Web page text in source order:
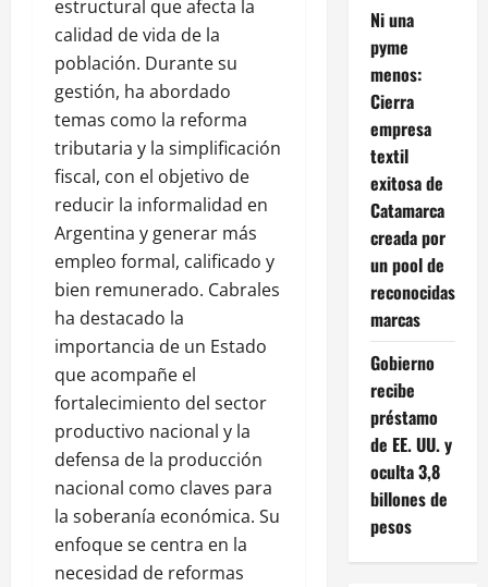
estructural que afecta la
calidad de vida de la
población. Durante su
gestión, ha abordado
temas como la reforma
tributaria y la simplificación
fiscal, con el objetivo de
reducir la informalidad en
Argentina y generar más
empleo formal, calificado y
bien remunerado. Cabrales
ha destacado la
importancia de un Estado
que acompañe el
fortalecimiento del sector
productivo nacional y la
defensa de la producción
nacional como claves para
la soberanía económica. Su
enfoque se centra en la
necesidad de reformas
Ni una
pyme
menos:
Cierra
empresa
textil
exitosa de
Catamarca
creada por
un pool de
reconocidas
marcas
Gobierno
recibe
préstamo
de EE. UU. y
oculta 3,8
billones de
pesos